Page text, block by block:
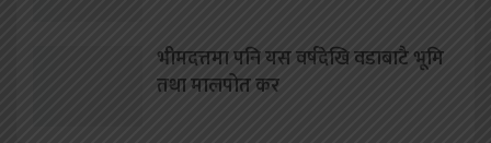
भीमदत्तमा पनि यस वर्षदेखि वडाबाटै भूमि
तथा मालपोत कर